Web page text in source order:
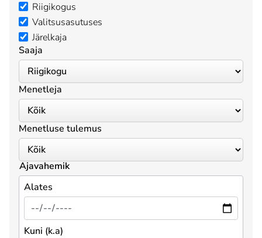
Riigikogus
Valitsusasutuses
Järelkaja
Saaja
Menetleja
Menetluse tulemus
Ajavahemik
Alates
Kuni (k.a)